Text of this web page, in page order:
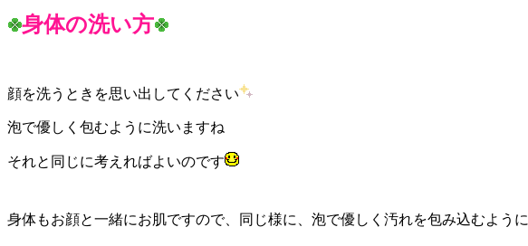
身体の洗い方
顔を洗うときを思い出してください
泡で優しく包むように洗いますね
それと同じに考えればよいのです
身体もお顔と一緒にお肌ですので、同じ様に、泡で優しく汚れを包み込むように